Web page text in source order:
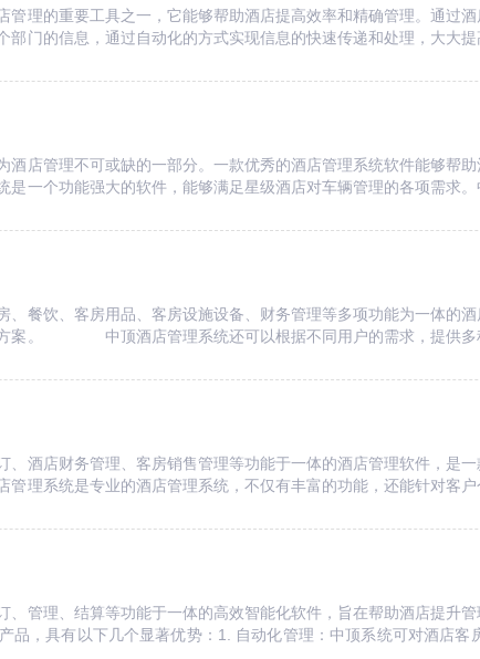
管理的重要工具之一，它能够帮助酒店提高效率和精确管理。通过
部门的信息，通过自动化的方式实现信息的快速传递和处理，大大
酒店管理不可或缺的一部分。一款优秀的酒店管理系统软件能够帮
是一个功能强大的软件，能够满足星级酒店对车辆管理的各项需求
餐饮、客房用品、客房设施设备、财务管理等多项功能为一体的
案。 中顶酒店管理系统还可以根据不同用户的需求，提供多种
店财务管理、客房销售管理等功能于一体的酒店管理软件，是一
管理系统是专业的酒店管理系统，不仅有丰富的功能，还能针对客
、管理、结算等功能于一体的高效智能化软件，旨在帮助酒店提升
品，具有以下几个显著优势：1. 自动化管理：中顶系统可对酒店